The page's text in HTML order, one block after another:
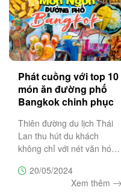
Phát cuồng với top 10
món ăn đường phố
Bangkok chinh phục
Lan mùa hè
Thiên đường du lịch Thái
Lan thu hút du khách
không chỉ với nét văn hóa
Chùa Vàng mà còn chiếm
giữ trái tim lữ khách đường
20/05/2024
Xem thêm